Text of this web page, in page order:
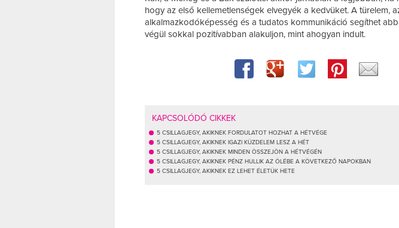
hogy az első kellemetlenségek elvegyék a kedvüket. A türelem,
alkalmazkodóképesség és a tudatos kommunikáció segíthet
végül sokkal pozitívabban alakuljon, mint ahogyan indult.
KAPCSOLÓDÓ CIKKEK
5 CSILLAGJEGY, AKIKNEK FORDULATOT HOZHAT A HÉTVÉGE
5 CSILLAGJEGY, AKIKNEK IGAZI KÜZDELEM LESZ A HÉT
5 CSILLAGJEGY, AKIKNEK MINDEN ÖSSZEJÖN A HÉTVÉGÉN
5 CSILLAGJEGY, AKIKNEK PÉNZ HULLIK AZ ÖLÉBE A KÖVETKEZŐ NAPOKBAN
5 CSILLAGJEGY, AKIKNEK EZ LEHET ÉLETÜK HETE